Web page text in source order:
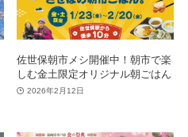
佐世保朝市メシ開催中！朝市で楽
しむ金土限定オリジナル朝ごはん
2026年2月12日